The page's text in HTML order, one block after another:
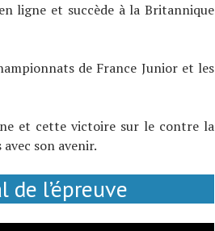
ligne et succède à la Britannique
de France Junior et les
et cette victoire sur le contre la
son avenir.
l’épreuve